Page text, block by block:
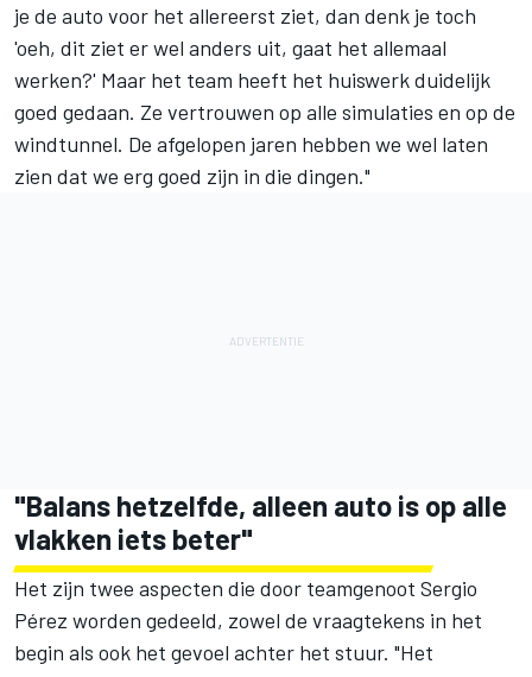
je de auto voor het allereerst ziet, dan denk je toch
'oeh, dit ziet er wel anders uit, gaat het allemaal
werken?' Maar het team heeft het huiswerk duidelijk
goed gedaan. Ze vertrouwen op alle simulaties en op de
windtunnel. De afgelopen jaren hebben we wel laten
zien dat we erg goed zijn in die dingen."
"Balans hetzelfde, alleen auto is op alle
vlakken iets beter"
Het zijn twee aspecten die door teamgenoot Sergio
Pérez worden gedeeld, zowel de vraagtekens in het
begin als ook het gevoel achter het stuur. "Het